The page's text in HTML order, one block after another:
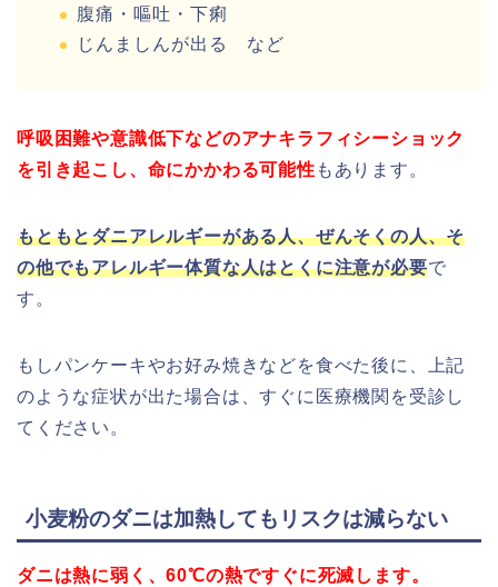
腹痛・嘔吐・下痢
じんましんが出る など
呼吸困難や意識低下などのアナキラフィシーショック
を引き起こし、命にかかわる可能性 もあります。
もともとダニアレルギーがある人、ぜんそくの人、そ
の他でもアレルギー体質な人はとくに注意が必要で
す。
もしパンケーキやお好み焼きなどを食べた後に、上記
のような症状が出た場合は、すぐに医療機関を受診し
てください。
小麦粉のダニは加熱してもリスクは減らない
ダニは熱に弱く、60℃の熱ですぐに死滅します。